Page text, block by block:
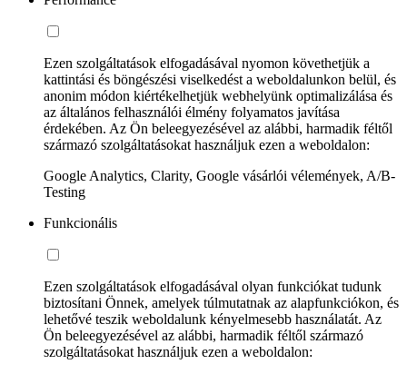
Ezen szolgáltatások elfogadásával nyomon követhetjük a
kattintási és böngészési viselkedést a weboldalunkon belül, és
anonim módon kiértékelhetjük webhelyünk optimalizálása és
az általános felhasználói élmény folyamatos javítása
érdekében. Az Ön beleegyezésével az alábbi, harmadik féltől
származó szolgáltatásokat használjuk ezen a weboldalon:
Google Analytics, Clarity, Google vásárlói vélemények, A/B-
Testing
Funkcionális
Ezen szolgáltatások elfogadásával olyan funkciókat tudunk
biztosítani Önnek, amelyek túlmutatnak az alapfunkciókon, és
lehetővé teszik weboldalunk kényelmesebb használatát. Az
Ön beleegyezésével az alábbi, harmadik féltől származó
szolgáltatásokat használjuk ezen a weboldalon: